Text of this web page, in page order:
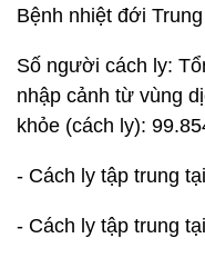
Bệnh nhiệt đới
Số người cách ly:
nhập cảnh từ vùng
khỏe (cách ly):
- Cách ly tập trung
- Cách ly tập trung